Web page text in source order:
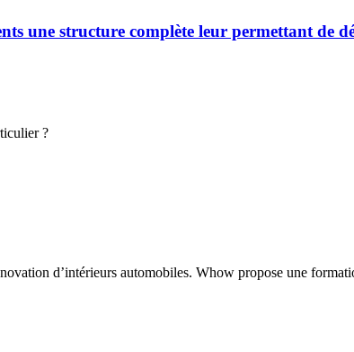
une structure complète leur permettant de
?
d’intérieurs automobiles. Whow propose une